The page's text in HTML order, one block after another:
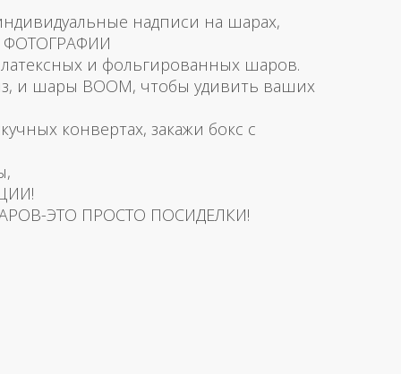
надписи на шарах,
ФОТОГРАФИИ
и фольгированных шаров.
и шары BOOM, чтобы удивить ваших
конвертах, закажи бокс с
ЭТО ПРОСТО ПОСИДЕЛКИ!